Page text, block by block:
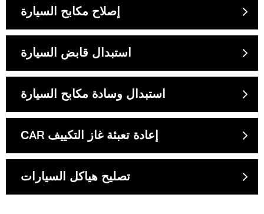
إصلاح مكابح السيارة
استبدال قابض السيارة
استبدال وسادة مكابح السيارة
СAR إعادة تعبئة غاز التكييف
تصليح هياكل السيارات